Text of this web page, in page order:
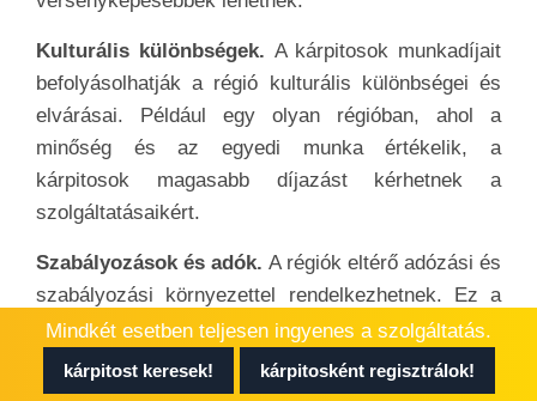
Kulturális különbségek. A kárpitosok munkadíjait
befolyásolhatják a régió kulturális különbségei és
elvárásai. Például egy olyan régióban, ahol a
minőség és az egyedi munka értékelik, a
kárpitosok magasabb díjazást kérhetnek a
szolgáltatásaikért.
Szabályozások és adók. A régiók eltérő adózási és
szabályozási környezettel rendelkezhetnek. Ez a
szakembereknekextra költségeket okozhat,
amelyeket továbbterhelhetnek az ügyfeleikre a
szolgáltatásaik árának emelésével.
Mindkét esetben teljesen ingyenes a szolgáltatás.
kárpitost keresek! kárpitosként regisztrálok!